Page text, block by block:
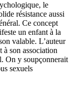
le
résistance aussi
Ce concept
un enfant à la
valable. L’auteur
à son association
On y soupçonnerait
sexuels